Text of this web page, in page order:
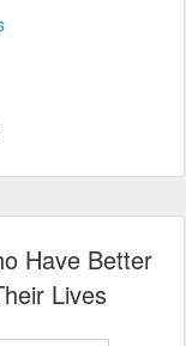
Have Better
Lives